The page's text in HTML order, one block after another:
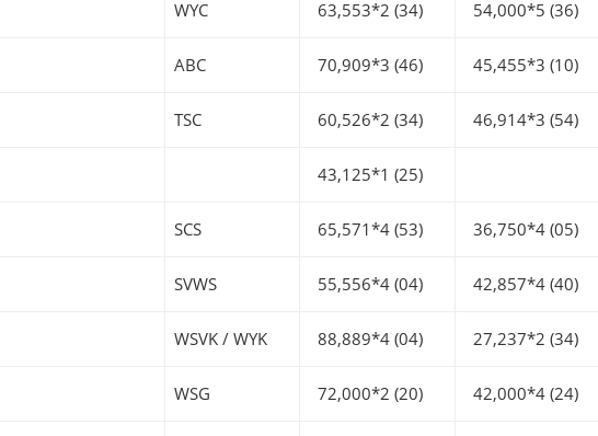
WYC 63,553*2 (34) 54,000*5 (36)
ABC 70,909*3 (46) 45,455*3 (10)
TSC 60,526*2 (34) 46,914*3 (54)
43,125*1 (25)
SCS 65,571*4 (53) 36,750*4 (05)
SVWS 55,556*4 (04) 42,857*4 (40)
WSVK / WYK 88,889*4 (04) 27,237*2 (34)
WSG 72,000*2 (20) 42,000*4 (24)